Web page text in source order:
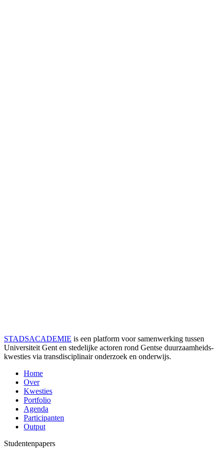
STADSACADEMIE is een platform voor samenwerking tussen
Universiteit Gent en stedelijke actoren rond Gentse duurzaamheids­
kwesties via transdisciplinair onderzoek en onderwijs.
Home
Over
Kwesties
Portfolio
Agenda
Participanten
Output
Studentenpapers